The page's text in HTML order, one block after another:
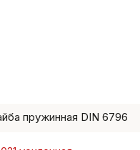
пружинная DIN 6796